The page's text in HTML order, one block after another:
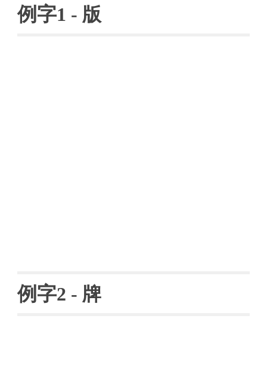
例字1 - 版
例字2 - 牌